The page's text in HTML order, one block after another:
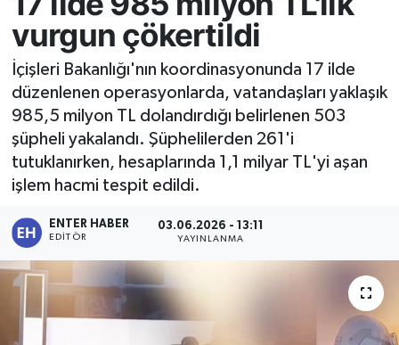
vurgun çökertildi
İçişleri Bakanlığı'nın koordinasyonunda 17 ilde
düzenlenen operasyonlarda, vatandaşları yaklaşık
985,5 milyon TL dolandırdığı belirlenen 503
şüpheli yakalandı. Şüphelilerden 261'i
tutuklanırken, hesaplarında 1,1 milyar TL'yi aşan
işlem hacmi tespit edildi.
ENTER HABER
EDITÖR
03.06.2026 - 13:11
YAYINLANMA